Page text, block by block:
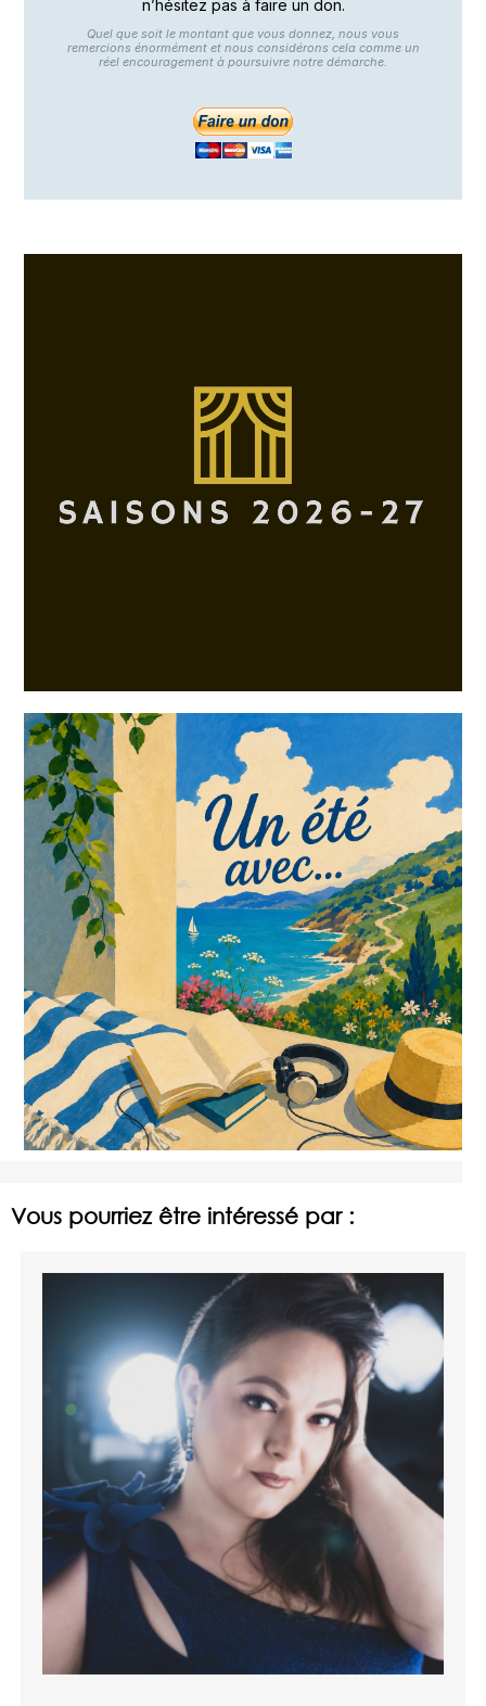
n’hésitez pas à faire un don.
Quel que soit le montant que vous donnez, nous vous
remercions énormément et nous considérons cela comme un
réel encouragement à poursuivre notre démarche.
Vous pourriez être intéressé par :